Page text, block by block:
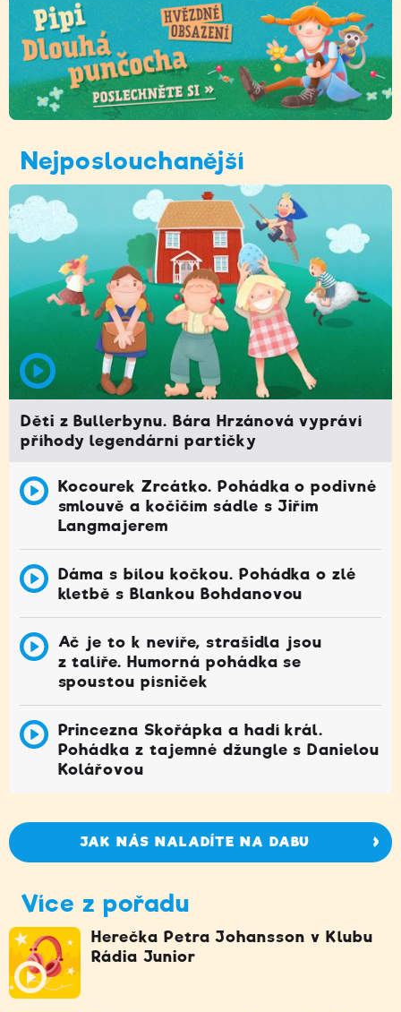
Nejposlouchanější
Děti z Bullerbynu. Bára Hrzánová vypráví
příhody legendární partičky
Kocourek Zrcátko. Pohádka o podivné
smlouvě a kočičím sádle s Jiřím
Langmajerem
Dáma s bílou kočkou. Pohádka o zlé
kletbě s Blankou Bohdanovou
Ač je to k nevíře, strašidla jsou
z talíře. Humorná pohádka se
spoustou písniček
Princezna Skořápka a hadí král.
Pohádka z tajemné džungle s Danielou
Kolářovou
JAK NÁS NALADÍTE NA DABU
Více z pořadu
Herečka Petra Johansson v Klubu
Rádia Junior